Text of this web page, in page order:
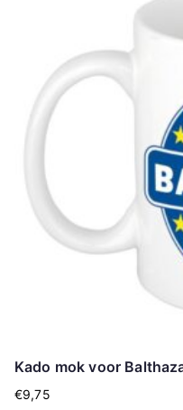
Kado mok voor
€9,75